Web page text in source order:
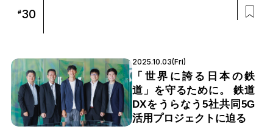
#30
2025.10.03(Fri)
「世界に誇る日本の鉄
道」を守るために。 鉄道
DXをうらなう5社共同5G
活用プロジェクトに迫る